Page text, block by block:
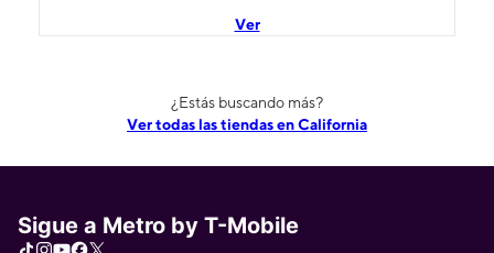
Ver
¿Estás buscando más?
Ver todas las tiendas en California